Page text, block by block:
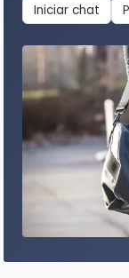
Iniciar chat